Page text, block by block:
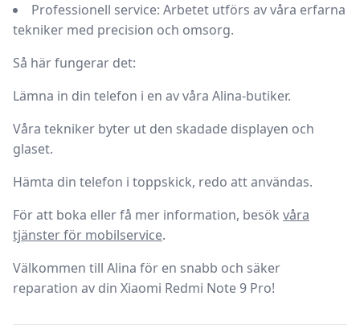
Professionell service: Arbetet utförs av våra erfarna
tekniker med precision och omsorg.
Så här fungerar det:
Lämna in din telefon i en av våra Alina-butiker.
Våra tekniker byter ut den skadade displayen och
glaset.
Hämta din telefon i toppskick, redo att användas.
För att boka eller få mer information, besök våra
tjänster för mobilservice.
Välkommen till Alina för en snabb och säker
reparation av din Xiaomi Redmi Note 9 Pro!